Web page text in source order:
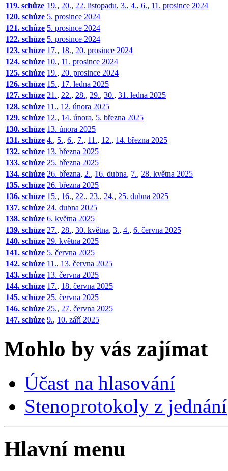
119. schůze 19., 20., 22. listopadu, 3., 4., 6., 11. prosince 2024
120. schůze 5. prosince 2024
121. schůze 5. prosince 2024
122. schůze 5. prosince 2024
123. schůze 17., 18., 20. prosince 2024
124. schůze 10., 11. prosince 2024
125. schůze 19., 20. prosince 2024
126. schůze 15., 17. ledna 2025
127. schůze 21., 22., 28., 29., 30., 31. ledna 2025
128. schůze 11., 12. února 2025
129. schůze 12., 14. února, 5. března 2025
130. schůze 13. února 2025
131. schůze 4., 5., 6., 7., 11., 12., 14. března 2025
132. schůze 13. března 2025
133. schůze 25. března 2025
134. schůze 26. března, 2., 16. dubna, 7., 28. května 2025
135. schůze 26. března 2025
136. schůze 15., 16., 22., 23., 24., 25. dubna 2025
137. schůze 24. dubna 2025
138. schůze 6. května 2025
139. schůze 27., 28., 30. května, 3., 4., 6. června 2025
140. schůze 29. května 2025
141. schůze 5. června 2025
142. schůze 11., 13. června 2025
143. schůze 13. června 2025
144. schůze 17., 18. června 2025
145. schůze 25. června 2025
146. schůze 25., 27. června 2025
147. schůze 9., 10. září 2025
Mohlo by vás zajímat
Účast na hlasování
Stenoprotokoly z jednání
Hlavní menu